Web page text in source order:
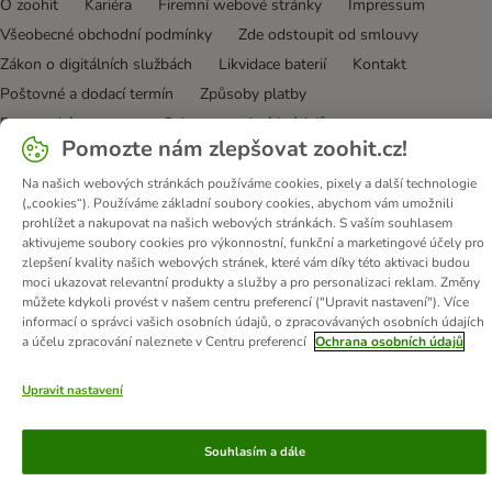
O zoohit Kariéra Firemní webové stránky
Impressum
Všeobecné obchodní podmínky
Zde odstoupit od smlouvy
Zákon o digitálních službách
Likvidace baterií
Kontakt
Poštovné a dodací termín
Způsoby platby
Partnerský program
Ochrana osobních údajů
Ochrana osobních údajů
Prohlášení o přístupnosti
© zooplus SE 2026
Pomozte nám zlepšovat zoohit.cz!
Na našich webových stránkách používáme cookies, pixely a další technologie
(„cookies“). Používáme základní soubory cookies, abychom vám umožnili
prohlížet a nakupovat na našich webových stránkách. S vaším souhlasem
aktivujeme soubory cookies pro výkonnostní, funkční a marketingové účely pro
zlepšení kvality našich webových stránek, které vám díky této aktivaci budou
moci ukazovat relevantní produkty a služby a pro personalizaci reklam. Změny
můžete kdykoli provést v našem centru preferencí ("Upravit nastavení"). Více
informací o správci vašich osobních údajů, o zpracovávaných osobních údajích
a účelu zpracování naleznete v Centru preferencí Ochrana osobních údajů
Upravit nastavení
Souhlasím a dále